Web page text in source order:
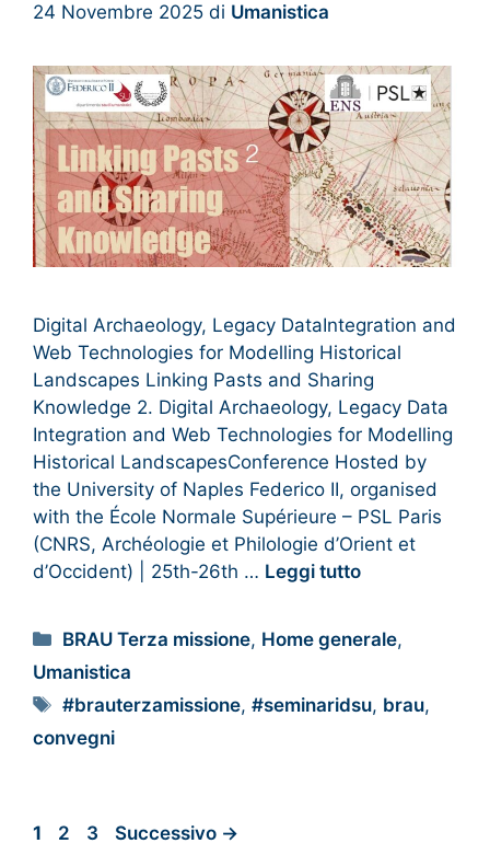
24 Novembre 2025 di Umanistica
Digital Archaeology, Legacy DataIntegration and
Web Technologies for Modelling Historical
Landscapes Linking Pasts and Sharing
Knowledge 2. Digital Archaeology, Legacy Data
Integration and Web Technologies for Modelling
Historical LandscapesConference Hosted by
the University of Naples Federico II, organised
with the École Normale Supérieure – PSL Paris
(CNRS, Archéologie et Philologie d’Orient et
d’Occident) | 25th-26th … Leggi tutto
BRAU Terza missione, Home generale,
Umanistica
#brauterzamissione,#seminaridsu, brau,
convegni
1 2 3 Successivo →